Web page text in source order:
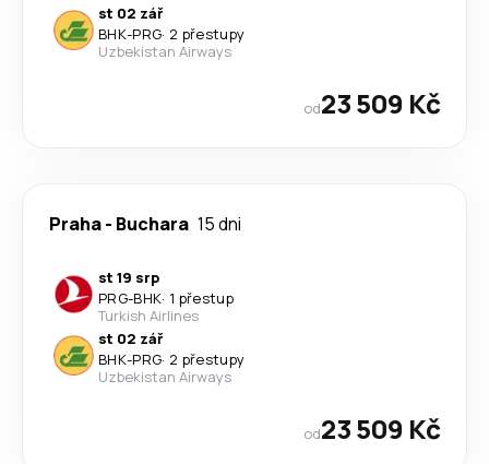
st 02 zář
BHK-PRG· 2 přestupy
Uzbekistan Airways
od23 509 Kč
Praha- Buchara 15 dni
st 19 srp
PRG-BHK· 1 přestup
Turkish Airlines
st 02 zář
BHK-PRG· 2 přestupy
Uzbekistan Airways
od23 509 Kč